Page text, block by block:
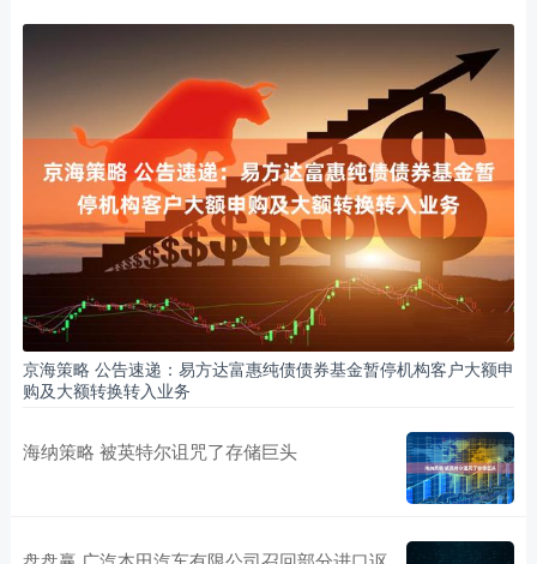
京海策略 公告速递：易方达富惠纯债债券基金暂停机构客户大额申
购及大额转换转入业务
海纳策略 被英特尔诅咒了存储巨头